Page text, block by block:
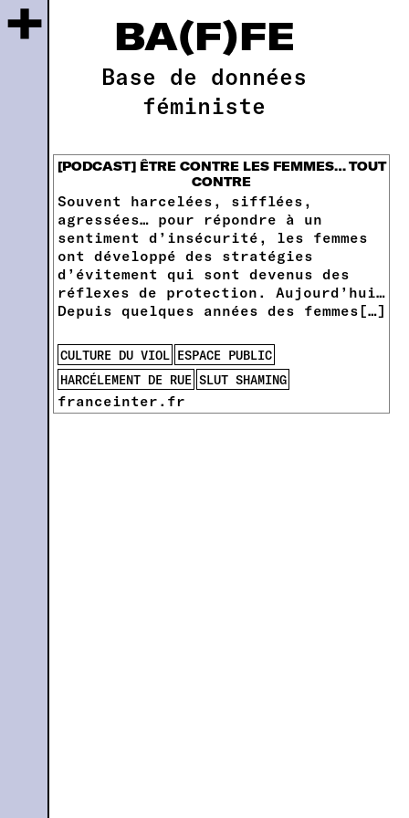
BA(F)FE
Base de données
féministe
+
[PODCAST] ÊTRE CONTRE LES FEMMES… TOUT
CONTRE
Souvent harcelées, sifflées,
agressées… pour répondre à un
sentiment d’insécurité, les femmes
ont développé des stratégies
d’évitement qui sont devenus des
réflexes de protection. Aujourd’hui…
Depuis quelques années des femmes[…]
CULTURE DU VIOL ESPACE PUBLIC
HARCÉLEMENT DE RUE SLUT SHAMING
franceinter.fr